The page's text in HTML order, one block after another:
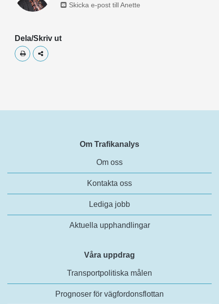
Skicka e-post till Anette
Dela/Skriv ut
Skriv utDela
Om Trafikanalys
Om oss
Kontakta oss
Lediga jobb
Aktuella upphandlingar
Våra uppdrag
Transportpolitiska målen
Prognoser för vägfordonsflottan